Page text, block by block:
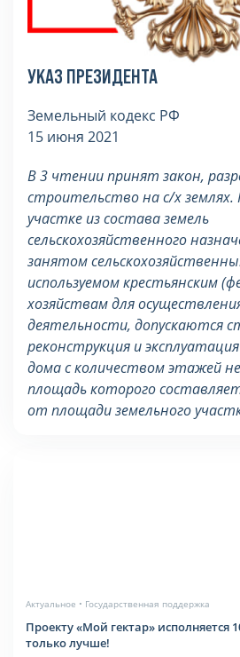
УКАЗ ПРЕЗИДЕНТА
Земельный кодекс РФ
15 июня 2021
В 3 чтении принят закон,
строительство на с/х землях.
участке из состава земель
сельскохозяйственного
занятом
используемом крестьянским
хозяйствам для
деятельности, допускаются
реконструкция и
дома с количеством этажей
площадь которого
от площади земельного
Актуальное • Государственная поддержка
Проекту «Мой гектар» исполняется
только лучше!